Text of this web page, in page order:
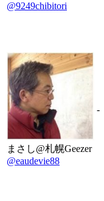
@9249chibitori
まさし@札幌Geezer
@eaudevie88
-